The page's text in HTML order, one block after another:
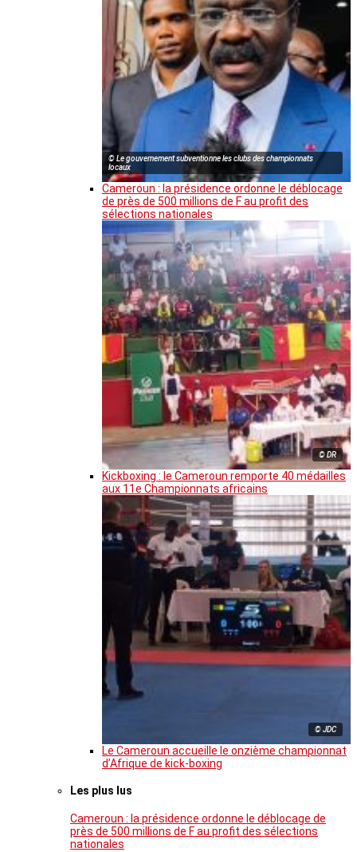
© Le gouvernement subventionne les clubs des championnats
locaux
Cameroun : la présidence ordonne le déblocage
de près de 500 millions de F au profit des
sélections nationales
© DR
Kickboxing : le Cameroun remporte 40 médailles
aux 11e Championnats africains
© JDC
Le Cameroun accueille le onzième championnat
d’Afrique de kick-boxing
Les plus lus
Cameroun : la présidence ordonne le déblocage de
près de 500 millions de F au profit des sélections
nationales